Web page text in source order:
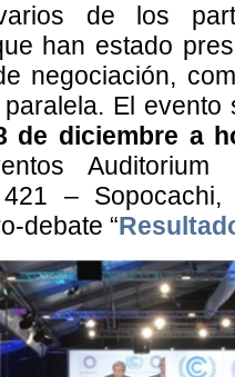
de los
han estado
negociación,
paralela. El
de diciembre a
Auditorium
–
debate “